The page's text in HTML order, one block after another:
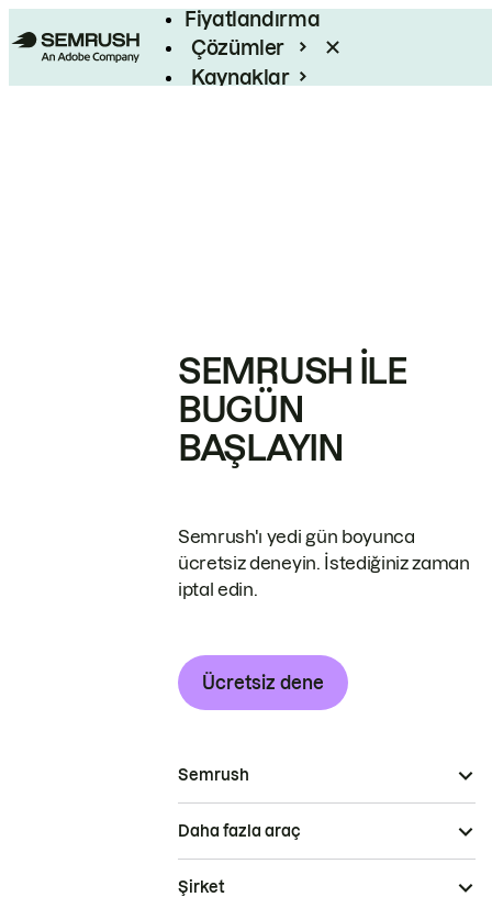
Fiyatlandırma
Çözümler
Kaynaklar
SEMRUSH ILE
BUGÜN
BAŞLAYIN
Semrush'ı yedi gün boyunca
ücretsiz deneyin. İstediğiniz zaman
iptal edin.
Ücretsiz dene
Semrush
Daha fazla araç
Şirket